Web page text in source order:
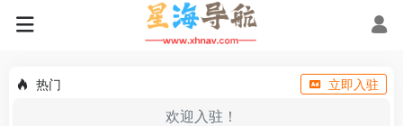
热门 立即入驻
欢迎入驻！